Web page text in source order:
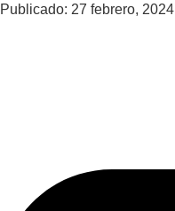
Publicado: 27 febrero, 2024